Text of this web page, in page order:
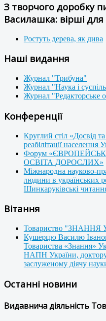
З творчого доробку
Василашка: вірші для
Ростуть дерева, як дива
Наші видання
Журнал "Трибуна"
Журнал "Наука і
Журнал "Редакторське
Конференції
Круглий стіл «Досвід
реабілітації населення
Форум
ОСВІТА ДОРОСЛИХ»
Міжнародна науково-
людини в українських
Шинкаруківські
Вітання
Товариство "ЗНАННЯ
Кушерцю Василю
Товариства «Знання»
НАПН України, доктору
заслуженому діячу
Останні новини
Видавнича діяльність